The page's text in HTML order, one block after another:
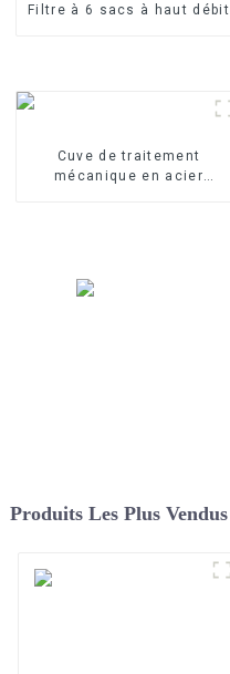
Filtre à 6 sacs à haut débit
Cuve de traitement
mécanique en acier
Produits Les Plus Vendus